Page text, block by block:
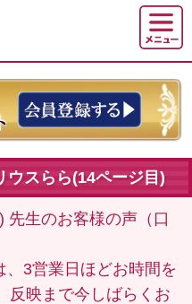
ウスらら(14ページ目)
先生のお客様の声（口
3営業日ほどお時間を
反映まで今しばらくお